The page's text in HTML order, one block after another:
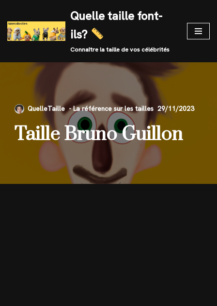
Skip
to
Quelle taille font-
ils?
Connaître la taille de vos célébrités
QuelleTaille 29/11/2023
Taille Bruno Guillon